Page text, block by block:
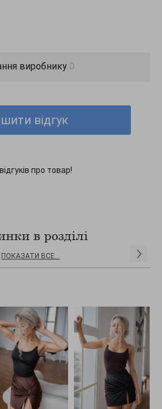
виробнику 0
відгук
про товар!
в розділі
ПОКАЗАТИ ВСЕ...